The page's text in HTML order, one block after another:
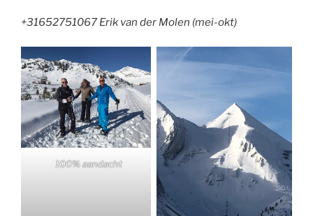
+31652751067 Erik van der Molen (mei-okt)
100% aandacht